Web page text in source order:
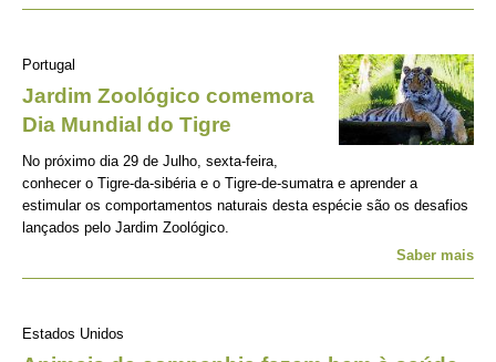
Portugal
Jardim Zoológico comemora
Dia Mundial do Tigre
No próximo dia 29 de Julho, sexta-feira,
conhecer o Tigre-da-sibéria e o Tigre-de-sumatra e aprender a
estimular os comportamentos naturais desta espécie são os desafios
lançados pelo Jardim Zoológico.
Saber mais
Estados Unidos